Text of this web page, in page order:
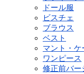
ドール服
ビスチェ
ブラウス
ベスト
マント・ケ
ワンピース
修正前バー